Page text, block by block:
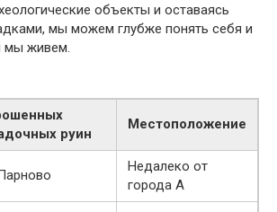
объекты и оставаясь
мы можем глубже понять себя и
мы живем.
руин
Местоположение
Недалеко от
города А